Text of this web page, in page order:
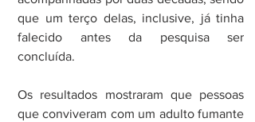
que um terço delas, inclusive, já tinha
falecido antes da pesquisa ser
concluída.
Os resultados mostraram que pessoas
que conviveram com um adulto fumante